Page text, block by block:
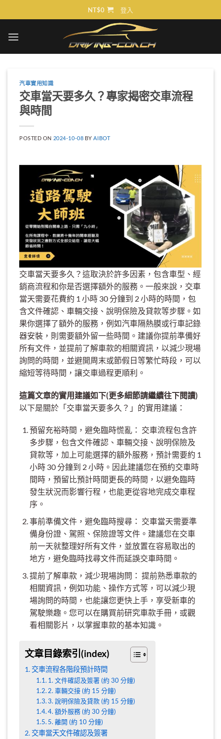
to
NT$0 登入
汽車實用知識
交車當天要多久？專家揭密交車流程
與時間
POSTED ON 2024-10-08 BY AIBOT
交車當天要多久？這取決於許多因素，包含車型、經
銷商流程和你是否選擇額外的服務。一般來說，交車
當天需要花費約 1 小時 30 分鐘到 2 小時的時間，包
含文件確認、車輛交接、說明保險及貸款等步驟。如
果你選擇了額外的服務，例如汽車隔熱膜或行車記錄
器安裝，則需要額外留一些時間。建議你提前準備好
所有文件，並提前了解車款的相關資訊，以減少現場
詢問的時間，並避開周末或節假日等繁忙時段，可以
縮短等待時間，讓交車過程更順利。
這篇文章的實用建議如下(更多細節請繼續往下閱讀)
以下是關於「交車當天要多久？」的實用建議：
預留充裕時間，避免臨時慌亂： 交車流程包含許
多步驟，包含文件確認、車輛交接、說明保險及
貸款等，加上可能選擇的額外服務，預計需要約 1
小時 30 分鐘到 2 小時。因此建議您在預約交車時
間時，預留比預計時間更長的時間，以避免臨時
發生狀況而影響行程，也能更從容地完成交車程
序。
事前準備文件，避免臨時搜尋： 交車當天需要準
備身份證、駕照、保險證等文件。建議您在交車
前一天就整理好所有文件，並放置在容易取出的
地方，避免臨時找尋文件而延誤交車時間。
提前了解車款，減少現場詢問： 提前熟悉車款的
相關資訊，例如功能、操作方式等，可以減少現
場詢問的時間，也能讓您更快上手，享受新車的
駕駛樂趣。您可以在購買前研究車款手冊，或觀
看相關影片，以掌握車款的基本知識。
文章目錄索引(index)
交車流程各階段預計時間
1. 文件確認及簽署 (約 30 分鐘)
2. 車輛交接 (約 15 分鐘)
3. 說明保險及貸款 (約 15 分鐘)
4. 額外服務 (約 30 分鐘)
5. 離開 (約 10 分鐘)
交車當天文件確認及簽署